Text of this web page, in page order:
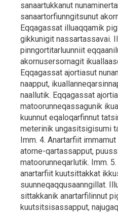
sanaartukkanut
sanaartorfiunngitsunut
Eqqagassat illuaqqamik
gikkunigit nassartassavai.
pinngortitarluunniit
akornusersornagit
Eqqagassat ajortiasut
naapput,
naallutik. Eqqagassat
matoorunneqassagunik
kuunnut eqaloqarfinnut
meterinik ungasitsigisumi
Imm. 4. Anartarfiit
atorne-qartassapput,
matoorunneqarlutik. Imm.
anartarfiit kuutsittakkat
suunneqaqqusaanngillat.
sittakkanik anartarfilinnut
kuutsitsisassapput,